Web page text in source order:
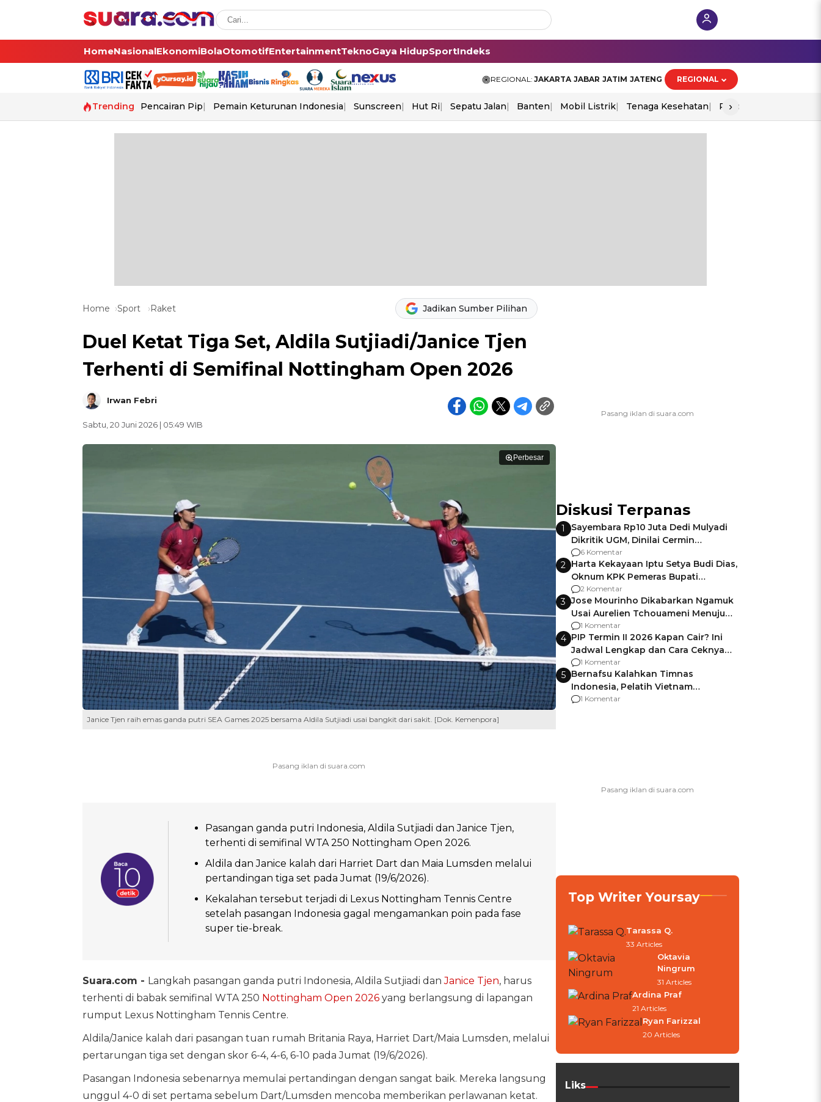
HomeNasionalEkonomiBolaOtomotifEntertainmentTeknoGaya HidupSportIndeks
REGIONAL: JAKARTA JABAR JATIM JATENG REGIONAL
Trending Pencairan Pip Pemain Keturunan Indonesia Sunscreen Hut Ri Sepatu Jalan Banten Mobil Listrik Tenaga Kesehatan Piala Aff 2026
›
Home Sport Raket Jadikan Sumber Pilihan
Duel Ketat Tiga Set, Aldila Sutjiadi/Janice Tjen
Terhenti di Semifinal Nottingham Open 2026
Irwan Febri
Sabtu, 20 Juni 2026 | 05:49 WIB
Perbesar
Janice Tjen raih emas ganda putri SEA Games 2025 bersama Aldila Sutjiadi usai bangkit dari sakit. [Dok. Kemenpora]
Pasangan ganda putri Indonesia, Aldila Sutjiadi dan Janice Tjen,
terhenti di semifinal WTA 250 Nottingham Open 2026.
Aldila dan Janice kalah dari Harriet Dart dan Maia Lumsden melalui
pertandingan tiga set pada Jumat (19/6/2026).
Kekalahan tersebut terjadi di Lexus Nottingham Tennis Centre
setelah pasangan Indonesia gagal mengamankan poin pada fase
super tie-break.
Suara.com - Langkah pasangan ganda putri Indonesia, Aldila Sutjiadi danJanice Tjen, harus
terhenti di babak semifinal WTA 250 Nottingham Open 2026yang berlangsung di lapangan
rumput Lexus Nottingham Tennis Centre.
Aldila/Janice kalah dari pasangan tuan rumah Britania Raya, Harriet Dart/Maia Lumsden, melalui
pertarungan tiga set dengan skor 6-4, 4-6, 6-10 pada Jumat (19/6/2026).
Pasangan Indonesia sebenarnya memulai pertandingan dengan sangat baik. Mereka langsung
unggul 4-0 di set pertama sebelum Dart/Lumsden mencoba memberikan perlawanan ketat.
Diskusi Terpanas
1
Sayembara Rp10 Juta Dedi Mulyadi
Dikritik UGM, Dinilai Cermin
Gagalnya Negara Jamin Keamanan
6 Komentar
2 Harta Kekayaan Iptu Setya Budi Dias,
Oknum KPK Pemeras Bupati
Pemalang
2 Komentar
3 Jose Mourinho Dikabarkan Ngamuk
Usai Aurelien Tchouameni Menuju
Manchester United
1 Komentar
4 PIP Termin II 2026 Kapan Cair? Ini
Jadwal Lengkap dan Cara Ceknya
agar Dana Tidak Hangus!
1 Komentar
5 Bernafsu Kalahkan Timnas
Indonesia, Pelatih Vietnam
Berencana Pakai Jimat di Pakansari
1 Komentar
Top Writer Yoursay
Tarassa Q.
33 Articles
Oktavia
Ningrum
31 Articles
Ardina Praf
21 Articles
Ryan Farizzal
20 Articles
Liks